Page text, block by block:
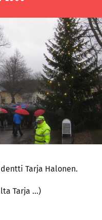
Tarja Halonen.
Tarja …)